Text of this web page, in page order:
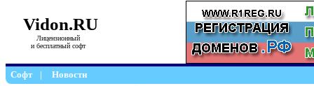
Vidon.RU
Лицензионный
и бесплатный софт
Софт | Новости